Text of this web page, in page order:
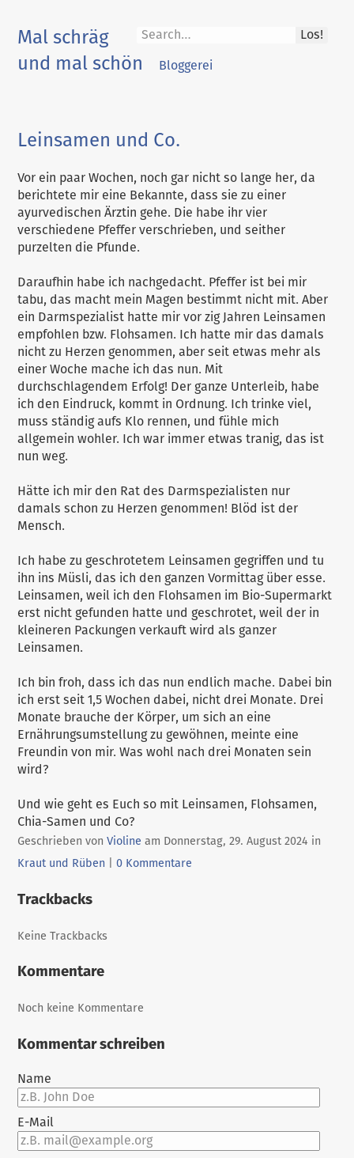
content
Los!
Mal schräg
und mal schön
Bloggerei
Leinsamen und Co.
Vor ein paar Wochen, noch gar nicht so lange her, da
berichtete mir eine Bekannte, dass sie zu einer
ayurvedischen Ärztin gehe. Die habe ihr vier
verschiedene Pfeffer verschrieben, und seither
purzelten die Pfunde.
Daraufhin habe ich nachgedacht. Pfeffer ist bei mir
tabu, das macht mein Magen bestimmt nicht mit. Aber
ein Darmspezialist hatte mir vor zig Jahren Leinsamen
empfohlen bzw. Flohsamen. Ich hatte mir das damals
nicht zu Herzen genommen, aber seit etwas mehr als
einer Woche mache ich das nun. Mit
durchschlagendem Erfolg! Der ganze Unterleib, habe
ich den Eindruck, kommt in Ordnung. Ich trinke viel,
muss ständig aufs Klo rennen, und fühle mich
allgemein wohler. Ich war immer etwas tranig, das ist
nun weg.
Hätte ich mir den Rat des Darmspezialisten nur
damals schon zu Herzen genommen! Blöd ist der
Mensch.
Ich habe zu geschrotetem Leinsamen gegriffen und tu
ihn ins Müsli, das ich den ganzen Vormittag über esse.
Leinsamen, weil ich den Flohsamen im Bio-Supermarkt
erst nicht gefunden hatte und geschrotet, weil der in
kleineren Packungen verkauft wird als ganzer
Leinsamen.
Ich bin froh, dass ich das nun endlich mache. Dabei bin
ich erst seit 1,5 Wochen dabei, nicht drei Monate. Drei
Monate brauche der Körper, um sich an eine
Ernährungsumstellung zu gewöhnen, meinte eine
Freundin von mir. Was wohl nach drei Monaten sein
wird?
Und wie geht es Euch so mit Leinsamen, Flohsamen,
Chia-Samen und Co?
Geschrieben vonVioline am Donnerstag, 29. August 2024 in
Kraut und Rüben |0 Kommentare
Trackbacks
Keine Trackbacks
Kommentare
Noch keine Kommentare
Kommentar schreiben
Name
E-Mail